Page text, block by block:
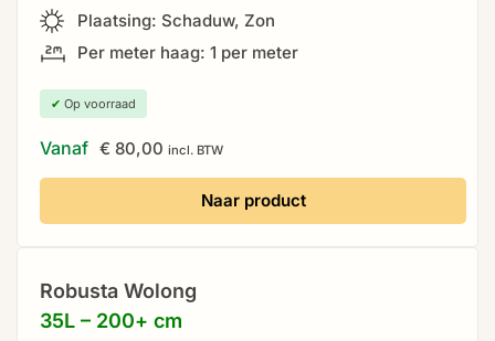
Plaatsing: Schaduw, Zon
Per meter haag: 1 per meter
✔ Op voorraad
Vanaf € 80,00 incl. BTW
Naar product
Robusta Wolong
35L – 200+ cm